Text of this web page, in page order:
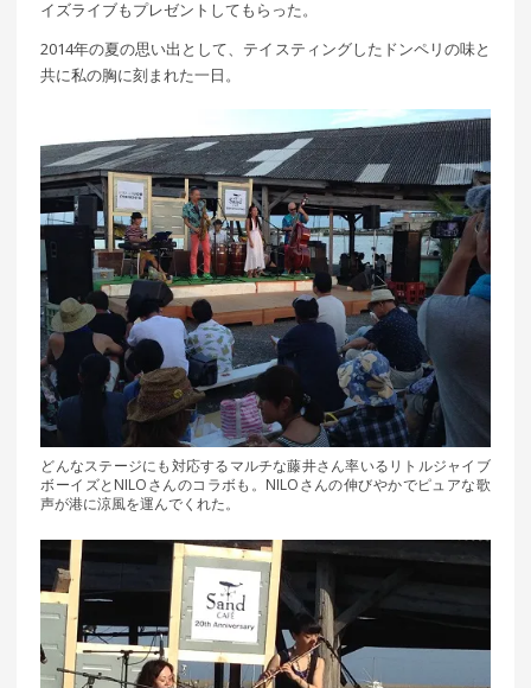
イズライブもプレゼントしてもらった。
2014年の夏の思い出として、テイスティングしたドンペリの味と
共に私の胸に刻まれた一日。
どんなステージにも対応するマルチな藤井さん率いるリトルジャイブ
ボーイズとNILOさんのコラボも。NILOさんの伸びやかでピュアな歌
声が港に涼風を運んでくれた。